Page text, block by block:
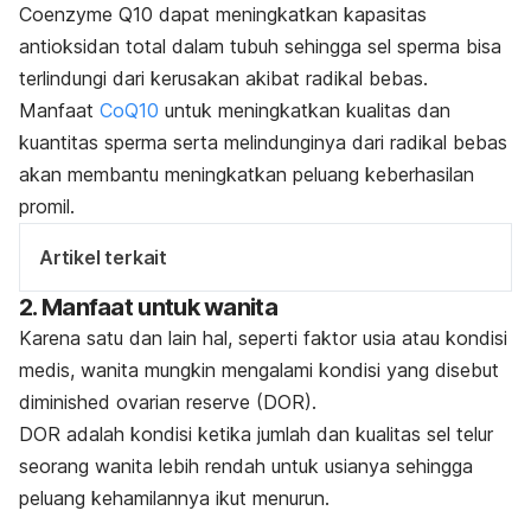
Coenzyme Q10 dapat meningkatkan kapasitas
antioksidan total dalam tubuh sehingga sel sperma bisa
terlindungi dari kerusakan akibat radikal bebas.
Manfaat CoQ10 untuk meningkatkan kualitas dan
kuantitas sperma serta melindunginya dari radikal bebas
akan membantu meningkatkan peluang keberhasilan
promil.
Artikel terkait
2. Manfaat untuk wanita
Karena satu dan lain hal, seperti faktor usia atau kondisi
medis, wanita mungkin mengalami kondisi yang disebut
diminished ovarian reserve (DOR).
DOR adalah kondisi ketika jumlah dan kualitas sel telur
seorang wanita lebih rendah untuk usianya sehingga
peluang kehamilannya ikut menurun.